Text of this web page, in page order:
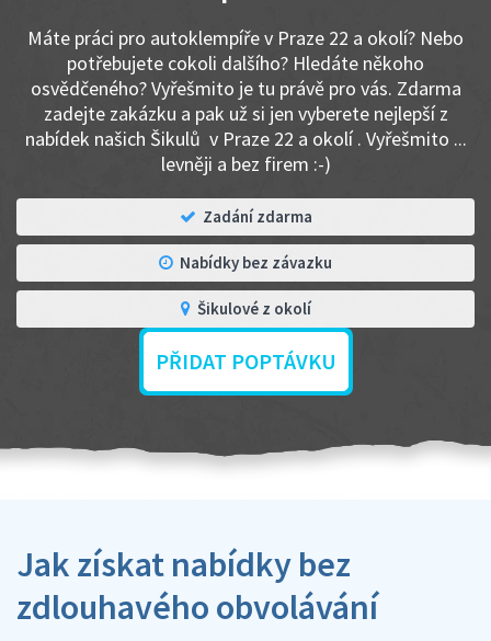
Máte práci pro autoklempíře v Praze 22 a okolí? Nebo
potřebujete cokoli dalšího? Hledáte někoho
osvědčeného? Vyřešmito je tu právě pro vás. Zdarma
zadejte zakázku a pak už si jen vyberete nejlepší z
nabídek našich Šikulů v Praze 22 a okolí . Vyřešmito ...
levněji a bez firem :-)
Zadání zdarma
Nabídky bez závazku
Šikulové z okolí
PŘIDAT POPTÁVKU
Jak získat nabídky bez
zdlouhavého obvolávání